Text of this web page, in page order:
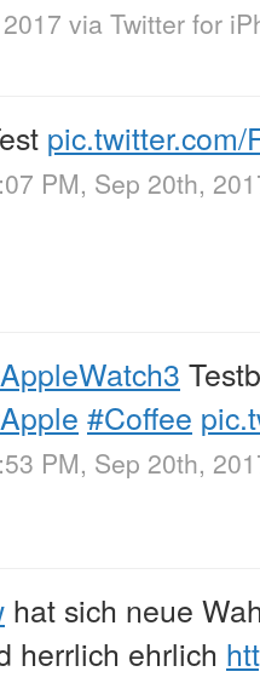
via Twitter for
pic.twitter.com/
PM, Sep 20th,
#Coffee
PM, Sep 20th,
hat sich neue
herrlich ehrlich